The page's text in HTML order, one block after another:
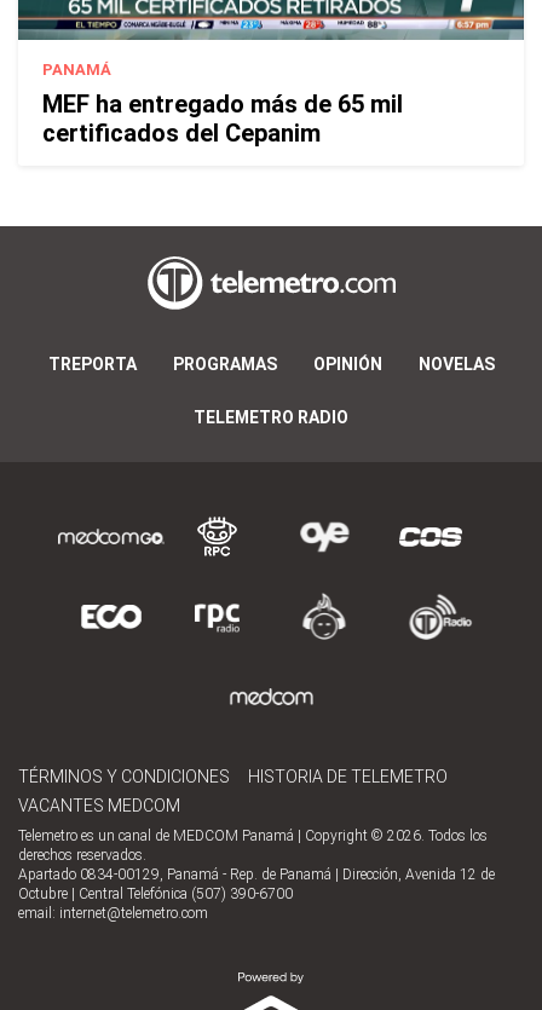
PANAMÁ
MEF ha entregado más de 65 mil
certificados del Cepanim
TREPORTA PROGRAMAS OPINIÓN NOVELAS
TELEMETRO RADIO
TÉRMINOS Y CONDICIONES
HISTORIA DE TELEMETRO
VACANTES MEDCOM
Telemetro es un canal de MEDCOM Panamá | Copyright © 2026. Todos los
derechos reservados.
Apartado 0834-00129, Panamá - Rep. de Panamá | Dirección, Avenida 12 de
Octubre | Central Telefónica (507) 390-6700
email: internet@telemetro.com